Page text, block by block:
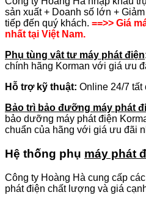
sản xuất + Doanh số lớn +
tiếp đến quý khách. ==>> Giá
nhất tại Việt Nam.
Phụ tùng vật tư máy phát điện
chính hãng Korman với giá ưu
Hỗ trợ kỹ thuật: Online 24/7 tất
Bảo trì bảo đưỡng máy phát
bảo dưỡng máy phát điện
chuẩn của hãng với giá ưu đãi
Hệ thống phụ máy phát
Công ty Hoàng Hà cung cấp
phát điện chất lượng và giá